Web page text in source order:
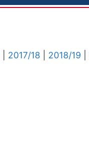
2017/18 2018/19